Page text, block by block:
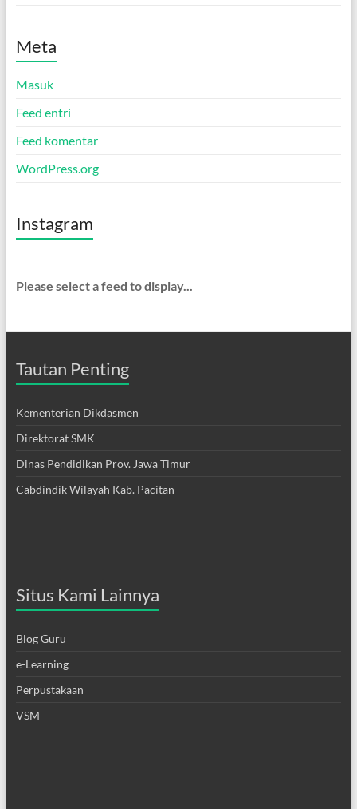
Meta
Masuk
Feed entri
Feed komentar
WordPress.org
Instagram
Please select a feed to display...
Tautan Penting
Kementerian Dikdasmen
Direktorat SMK
Dinas Pendidikan Prov. Jawa Timur
Cabdindik Wilayah Kab. Pacitan
Situs Kami Lainnya
Blog Guru
e-Learning
Perpustakaan
VSM